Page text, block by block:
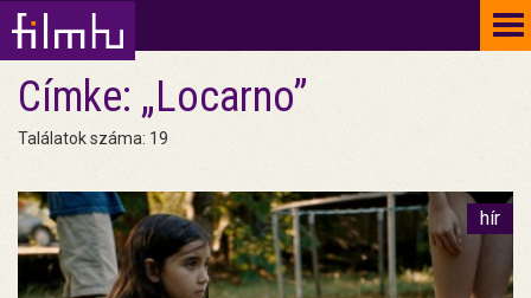
Címke: „Locarno”
Találatok száma: 19
hír